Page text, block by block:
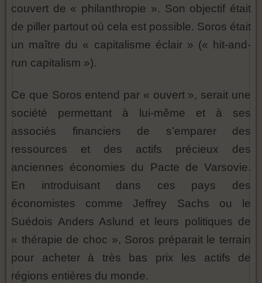
couvert de « philanthropie ». Son objectif était
de piller partout où cela est possible. Soros était
un maître du « capitalisme éclair » (« hit-and-
run capitalism »).
Ce que Soros entend par « ouvert », serait une
société permettant à lui-même et à ses
associés financiers de s’emparer des
ressources et des actifs précieux des
anciennes économies du Pacte de Varsovie.
En introduisant dans ces pays des
économistes comme Jeffrey Sachs ou le
Suédois Anders Aslund et leurs politiques de
« thérapie de choc », Soros préparait le terrain
pour acheter à très bas prix les actifs de
régions entières du monde.